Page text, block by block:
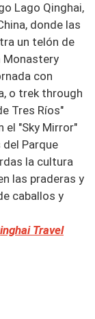
Lago Qinghai,
donde las
un telón de
Monastery
con
o trek through
Tres Ríos"
el "Sky Mirror"
Parque
la cultura
las praderas y
caballos y
Travel